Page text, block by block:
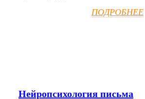
ПОДРОБНЕЕ
Нейропсихология письма